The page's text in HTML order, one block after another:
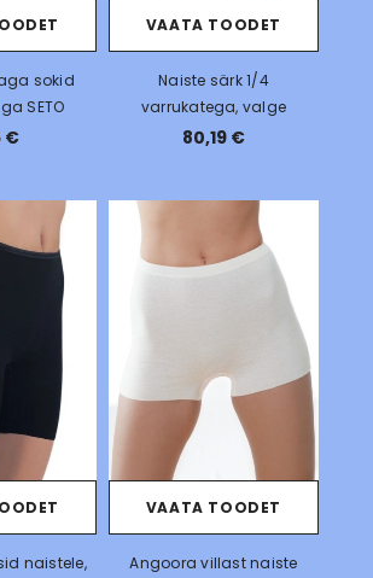
sokid
SETO
€
VAATA TOODET
Naiste särk 1/4
varrukatega, valge
80,19 €
naistele,
VAATA TOODET
Angoora villast naiste